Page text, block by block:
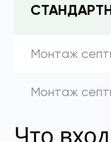
Монтаж
Монтаж
Что